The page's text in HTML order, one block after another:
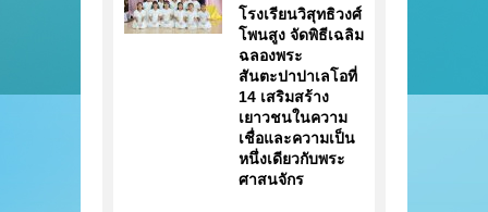
โรงเรียนวิสุทธิวงศ์
โพนสูง จัดพิธีเฉลิม
ฉลองพระ
สันตะปาปาเลโอที่
14 เสริมสร้าง
เยาวชนในความ
เชื่อและความเป็น
หนึ่งเดียวกับพระ
ศาสนจักร